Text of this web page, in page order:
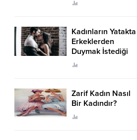
Kadınların Yatakta
Erkeklerden
Duymak İstediği
Sözler
Zarif Kadın Nasıl
Bir Kadındır?